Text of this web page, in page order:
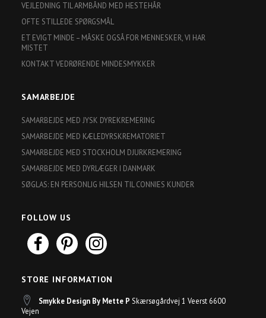
VEJLEDNING TIL ARMBÅND MED HESTEHÅR
OFTE STILLEDE SPØRGSMÅL
ET EVIGT MINDE – MÅSKE OGSÅ FOR MENNESKER, VI HAR
MISTET
KONTAKT VEDRØRENDE MINDESMYKKER
SAMARBEJDE
SAMARBEJDE MED JYSK DYREKREMERING
SAMARBEJDE MED KÆLEDYRSKREMATORIET
SAMARBEJDE MED STOCKHOLM DJURKREMERING
SAMARBEJDE MED DYRLÆGER I DANMARK
SØGLAS: EN PERSONLIG HILSEN TIL CONNIES KUNDER
FOLLOW US
STORE INFORMATION
Smykke Design By Mette P Skærsøgårdvej 1 Veerst 6600
Vejen